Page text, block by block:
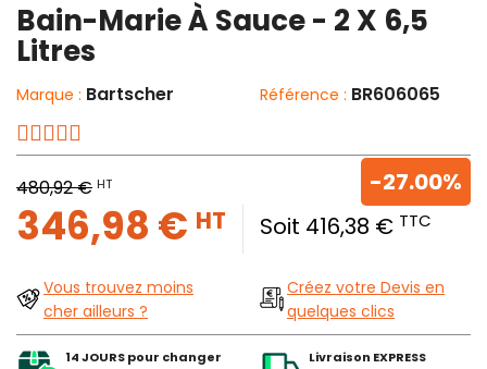
Bain-Marie À Sauce - 2 X 6,5
Litres
Marque : Bartscher Référence : BR606065
480,92 € HT
346,98 € HT Soit 416,38 € TTC
-27.00%
Vous trouvez moins
cher ailleurs ?
Créez votre Devis en
quelques clics
14 JOURS pour changer
Livraison EXPRESS